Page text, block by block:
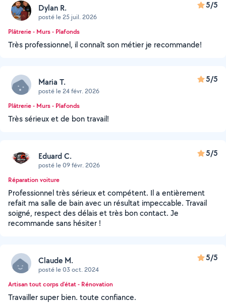
Dylan R.
posté le 25 juil. 2026
5/5
Plâtrerie - Murs - Plafonds
Très professionnel, il connaît son métier je recommande!
Maria T.
posté le 24 févr. 2026
5/5
Plâtrerie - Murs - Plafonds
Très sérieux et de bon travail!
Eduard C.
posté le 09 févr. 2026
5/5
Réparation voiture
Professionnel très sérieux et compétent. Il a entièrement
refait ma salle de bain avec un résultat impeccable. Travail
soigné, respect des délais et très bon contact. Je
recommande sans hésiter !
Claude M.
posté le 03 oct. 2024
5/5
Artisan tout corps d'état - Rénovation
Travailler super bien. toute confiance.